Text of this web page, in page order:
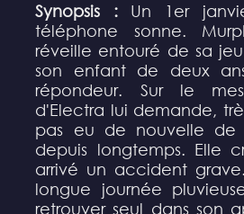
Synopsis : Un 1er
téléphone sonne.
réveille entouré de sa
son enfant de deux
répondeur. Sur le
d'Electra lui demande,
pas eu de nouvelle de
depuis longtemps. Elle
arrivé un accident
longue journée
retrouver seul dans son